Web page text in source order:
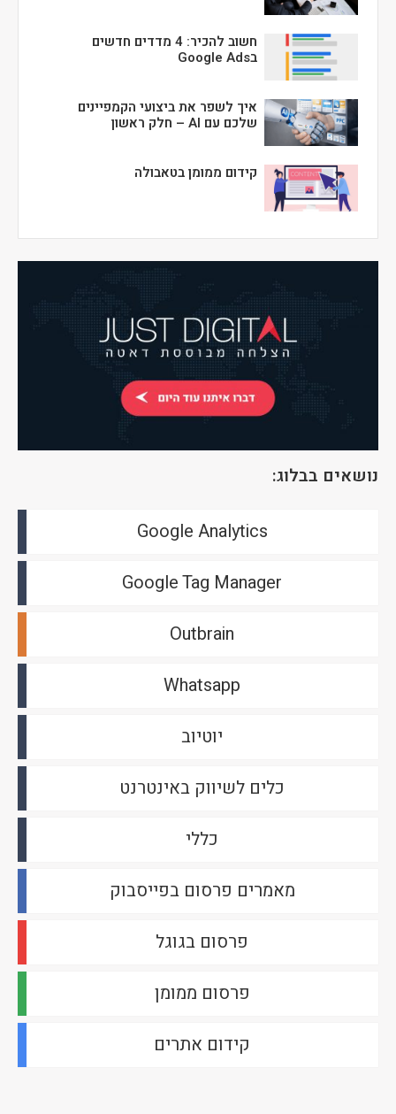
חשוב להכיר: 4 מדדים חדשים
בGoogle Ads
איך לשפר את ביצועי הקמפיינים
שלכם עם AI – חלק ראשון
קידום ממומן בטאבולה
נושאים בבלוג:
Google Analytics
Google Tag Manager
Outbrain
Whatsapp
יוטיוב
כלים לשיווק באינטרנט
כללי
מאמרים פרסום בפייסבוק
פרסום בגוגל
פרסום ממומן
קידום אתרים